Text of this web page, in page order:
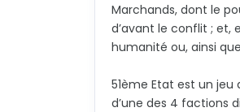
Marchands, dont le
d’avant le conflit ; et,
humanité ou, ainsi
51ème Etat est un
d’une des 4 factions